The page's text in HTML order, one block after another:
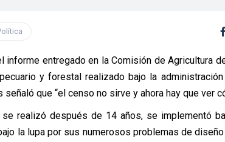
informe entregado en la Comisión de Agricultura
y forestal realizado bajo la
señaló que “el censo no sirve y ahora hay que ver
se realizó después de 14 años, se implementó
la lupa por sus numerosos problemas de